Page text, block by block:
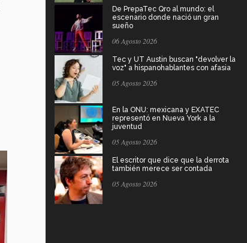
De PrepaTec Qro al mundo: el
escenario donde nació un gran
sueño
06 Agosto 2026
Tec y UT Austin buscan "devolver la
voz" a hispanohablantes con afasia
05 Agosto 2026
En la ONU: mexicana y EXATEC
representó en Nueva York a la
juventud
05 Agosto 2026
El escritor que dice que la derrota
también merece ser contada
05 Agosto 2026